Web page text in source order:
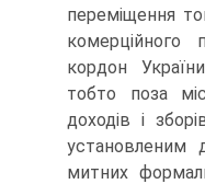
переміщення
комерційного
кордон
тобто поза
доходів і
установленим
митних